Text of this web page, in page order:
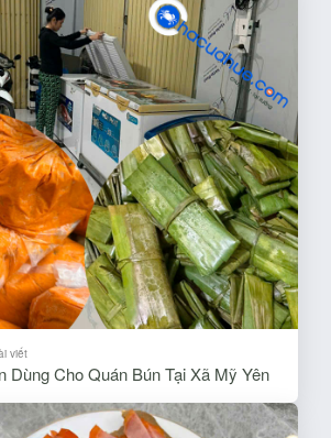
viết
Dùng Cho Quán Bún Tại Xã Mỹ Yên